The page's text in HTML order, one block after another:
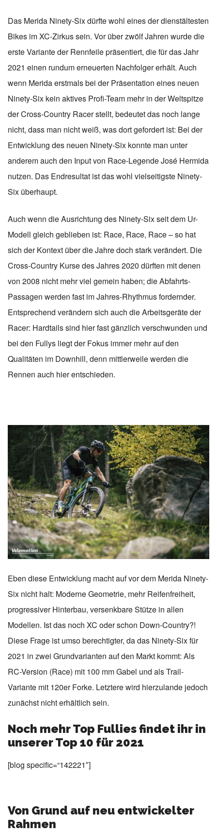
Das Merida Ninety-Six dürfte wohl eines der dienstältesten
Bikes im XC-Zirkus sein. Vor über zwölf Jahren wurde die
erste Variante der Rennfeile präsentiert, die für das Jahr
2021 einen rundum erneuerten Nachfolger erhält. Auch
wenn Merida erstmals bei der Präsentation eines neuen
Ninety-Six kein aktives Profi-Team mehr in der Weltspitze
der Cross-Country Racer stellt, bedeutet das noch lange
nicht, dass man nicht weiß, was dort gefordert ist: Bei der
Entwicklung des neuen Ninety-Six konnte man unter
anderem auch den Input von Race-Legende José Hermida
nutzen. Das Endresultat ist das wohl vielseitigste Ninety-
Six überhaupt.
Auch wenn die Ausrichtung des Ninety-Six seit dem Ur-
Modell gleich geblieben ist: Race, Race, Race – so hat
sich der Kontext über die Jahre doch stark verändert. Die
Cross-Country Kurse des Jahres 2020 dürften mit denen
von 2008 nicht mehr viel gemein haben; die Abfahrts-
Passagen werden fast im Jahres-Rhythmus fordernder.
Entsprechend verändern sich auch die Arbeitsgeräte der
Racer: Hardtails sind hier fast gänzlich verschwunden und
bei den Fullys liegt der Fokus immer mehr auf den
Qualitäten im Downhill, denn mittlerweile werden die
Rennen auch hier entschieden.
Eben diese Entwicklung macht auf vor dem Merida Ninety-
Six nicht halt: Moderne Geometrie, mehr Reifenfreiheit,
progressiver Hinterbau, versenkbare Stütze in allen
Modellen. Ist das noch XC oder schon Down-Country?!
Diese Frage ist umso berechtigter, da das Ninety-Six für
2021 in zwei Grundvarianten auf den Markt kommt: Als
RC-Version (Race) mit 100 mm Gabel und als Trail-
Variante mit 120er Forke. Letztere wird hierzulande jedoch
zunächst nicht erhältlich sein.
Noch mehr Top Fullies findet ihr in
unserer Top 10 für 2021
[blog specific=“142221″]
Von Grund auf neu entwickelter
Rahmen